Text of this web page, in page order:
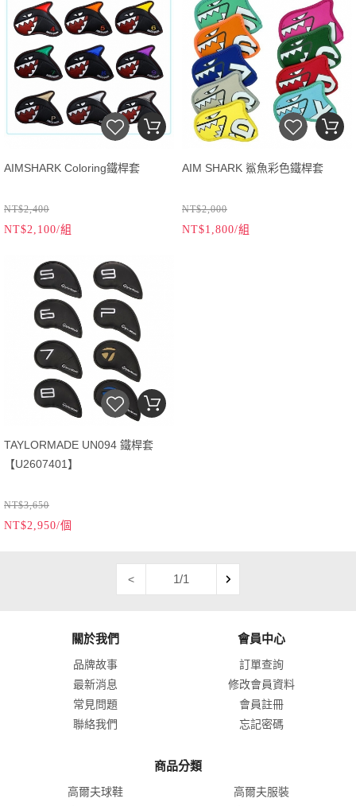
AIMSHARK Coloring鐵桿套
NT$2,400
NT$2,100/組
AIM SHARK 鯊魚彩色鐵桿套
NT$2,000
NT$1,800/組
TAYLORMADE UN094 鐵桿套
【U2607401】
NT$3,650
NT$2,950/個
< 1/1
關於我們
品牌故事
最新消息
常見問題
聯絡我們
會員中心
訂單查詢
修改會員資料
會員註冊
忘記密碼
商品分類
高爾夫球鞋
高爾夫服裝